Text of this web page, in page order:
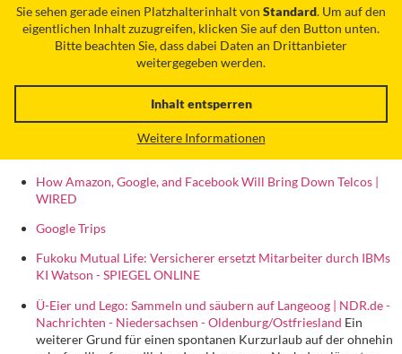
Sie sehen gerade einen Platzhalterinhalt von Standard. Um auf den
eigentlichen Inhalt zuzugreifen, klicken Sie auf den Button unten.
Bitte beachten Sie, dass dabei Daten an Drittanbieter
weitergegeben werden.
Inhalt entsperren
Weitere Informationen
How Amazon, Google, and Facebook Will Bring Down Telcos |
WIRED
Google Trips
Fukoku Mutual Life: Versicherer ersetzt Mitarbeiter durch IBMs
KI Watson - SPIEGEL ONLINE
Ü-Eier und Lego: Sammeln und säubern auf Langeoog | NDR.de -
Nachrichten - Niedersachsen - Oldenburg/Ostfriesland Ein
weiterer Grund für einen spontanen Kurzurlaub auf der ohnehin